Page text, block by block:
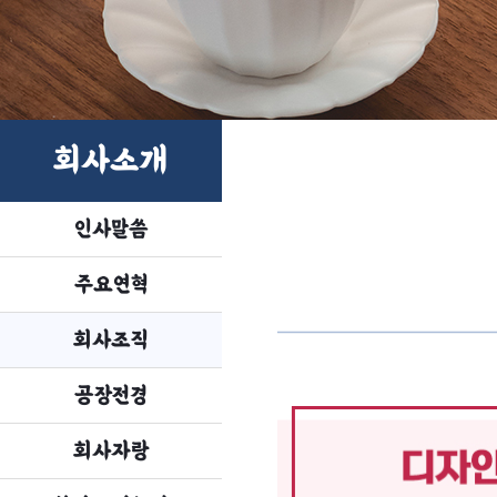
회사소개
인사말씀
주요연혁
회사조직
공장전경
회사자랑